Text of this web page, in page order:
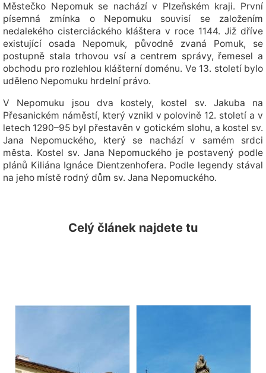
Městečko Nepomuk se nachází v Plzeňském kraji. První
písemná zmínka o Nepomuku souvisí se založením
nedalekého cisterciáckého kláštera v roce 1144. Již dříve
existující osada Nepomuk, původně zvaná Pomuk, se
postupně stala trhovou vsí a centrem správy, řemesel a
obchodu pro rozlehlou klášterní doménu. Ve 13. století bylo
uděleno Nepomuku hrdelní právo.
V Nepomuku jsou dva kostely, kostel sv. Jakuba na
Přesanickém náměstí, který vznikl v polovině 12. století a v
letech 1290–95 byl přestavěn v gotickém slohu, a kostel sv.
Jana Nepomuckého, který se nachází v samém srdci
města. Kostel sv. Jana Nepomuckého je postavený podle
plánů Kiliána Ignáce Dientzenhofera. Podle legendy stával
na jeho místě rodný dům sv. Jana Nepomuckého.
Celý článek najdete tu